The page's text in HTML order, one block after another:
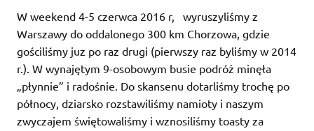
W weekend 4-5 czerwca 2016 r, wyruszyliśmy z
Warszawy do oddalonego 300 km Chorzowa, gdzie
gościliśmy juz po raz drugi (pierwszy raz byliśmy w 2014
r.). W wynajętym 9-osobowym busie podróż minęła
„płynnie” i radośnie. Do skansenu dotarliśmy trochę po
północy, dziarsko rozstawiliśmy namioty i naszym
zwyczajem świętowaliśmy i wznosiliśmy toasty za